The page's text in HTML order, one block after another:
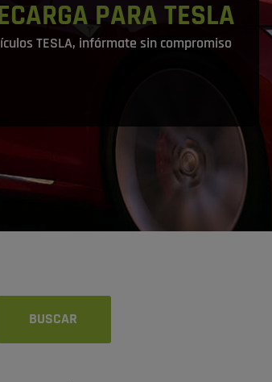
PARA TESLA
TESLA, infórmate sin compromiso